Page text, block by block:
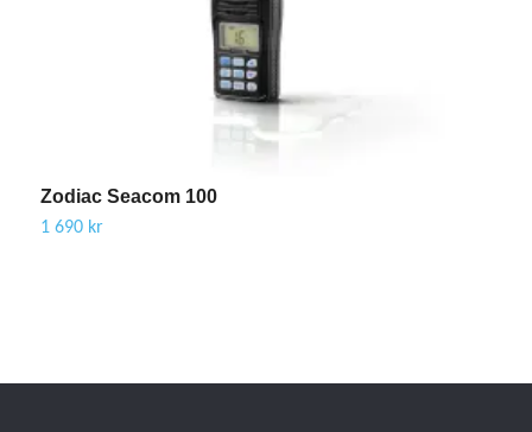
Zodiac Seacom 100
1 690 kr